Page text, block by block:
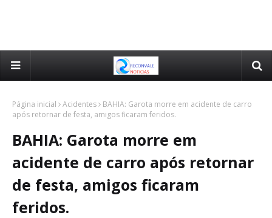
Página inicial Acidentes
BAHIA: Garota morre em acidente de carro
após retornar de festa, amigos ficaram feridos.
BAHIA: Garota morre em
acidente de carro após retornar
de festa, amigos ficaram
feridos.